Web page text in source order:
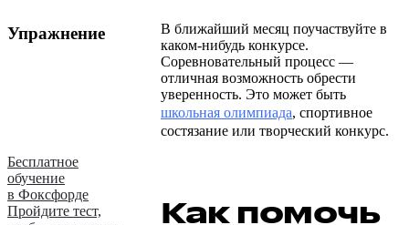
Упражнение
В ближайший месяц поучаствуйте в
каком-нибудь конкурсе.
Соревновательный процесс —
отличная возможность обрести
уверенность. Это может быть
школьная олимпиада, спортивное
состязание или творческий конкурс.
Бесплатное
обучение
в Фоксфорде
Пройдите тест,
Как помочь